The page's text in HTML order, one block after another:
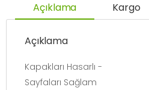
Açıklama Kargo
Açıklama
Kapakları Hasarlı -
Sayfaları Sağlam